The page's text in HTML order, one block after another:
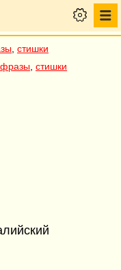
стишки
фразы стишки